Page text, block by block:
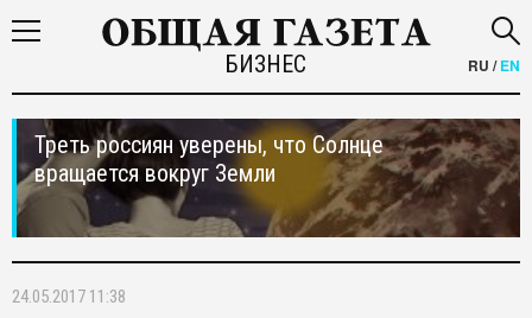
БИЗНЕС RU /EN
Треть россиян уверены, что Солнце
вращается вокруг Земли
24.05.2017 11:38